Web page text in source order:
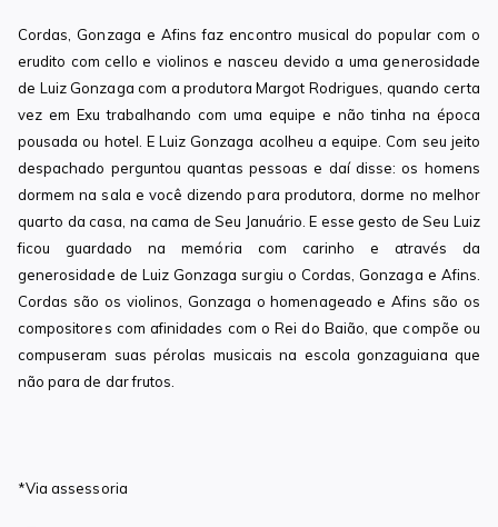
Cordas, Gonzaga e Afins faz encontro musical do popular com o
erudito com cello e violinos e nasceu devido a uma generosidade
de Luiz Gonzaga com a produtora Margot Rodrigues, quando certa
vez em Exu trabalhando com uma equipe e não tinha na época
pousada ou hotel. E Luiz Gonzaga acolheu a equipe. Com seu jeito
despachado perguntou quantas pessoas e daí disse: os homens
dormem na sala e você dizendo para produtora, dorme no melhor
quarto da casa, na cama de Seu Januário. E esse gesto de Seu Luiz
ficou guardado na memória com carinho e através da
generosidade de Luiz Gonzaga surgiu o Cordas, Gonzaga e Afins.
Cordas são os violinos, Gonzaga o homenageado e Afins são os
compositores com afinidades com o Rei do Baião, que compõe ou
compuseram suas pérolas musicais na escola gonzaguiana que
não para de dar frutos.
*Via assessoria